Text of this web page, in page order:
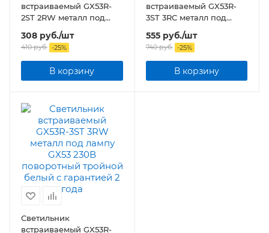
встраиваемый GX53R-
2ST 2RW металл под
лампу GX53 230В
поворотный двойной
белый
308 руб./шт
410руб. -25%
В корзину
встраиваемый GX53R-
3ST 3RC металл под
лампу GX53 230В
поворотный тройной
хром
555руб./шт
740руб. -25%
В корзину
Светильник
встраиваемый GX53R-